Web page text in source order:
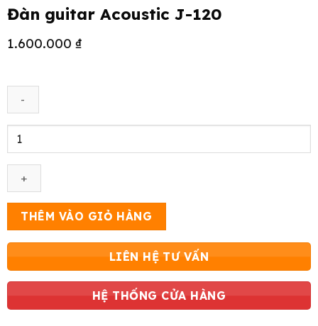
Đàn guitar Acoustic J-120
1.600.000 ₫
Đàn
Acoustic
lượng
THÊM VÀO GIỎ HÀNG
LIÊN HỆ TƯ VẤN
HỆ THỐNG CỬA HÀNG